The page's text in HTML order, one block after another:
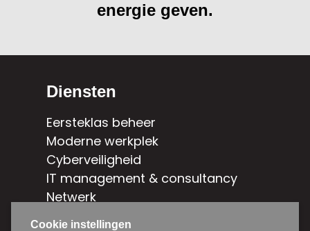
energie geven.
Diensten
Eersteklas beheer
Moderne werkplek
Cyberveiligheid
IT management & consultancy
Netwerk
Hybride cloud
Cookie instellingen